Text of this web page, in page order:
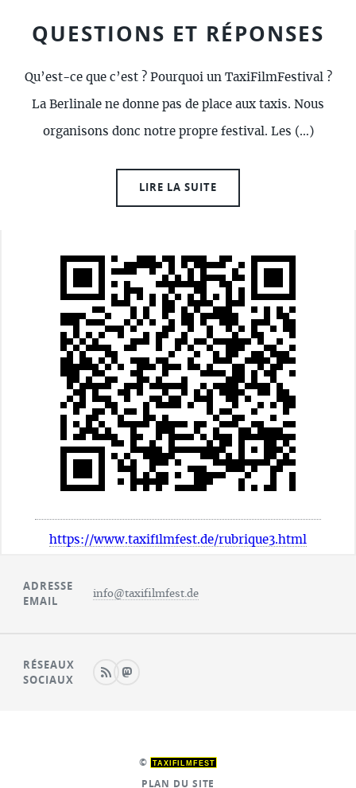
QUESTIONS ET RÉPONSES
Qu’est-ce que c’est ? Pourquoi un TaxiFilmFestival ?
La Berlinale ne donne pas de place aux taxis. Nous
organisons donc notre propre festival. Les (…)
LIRE LA SUITE
https://www.taxifilmfest.de/rubrique3.html
ADRESSE
EMAIL
info@taxifilmfest.de
RÉSEAUX
SOCIAUX
© TAXIFILMFEST
PLAN DU SITE